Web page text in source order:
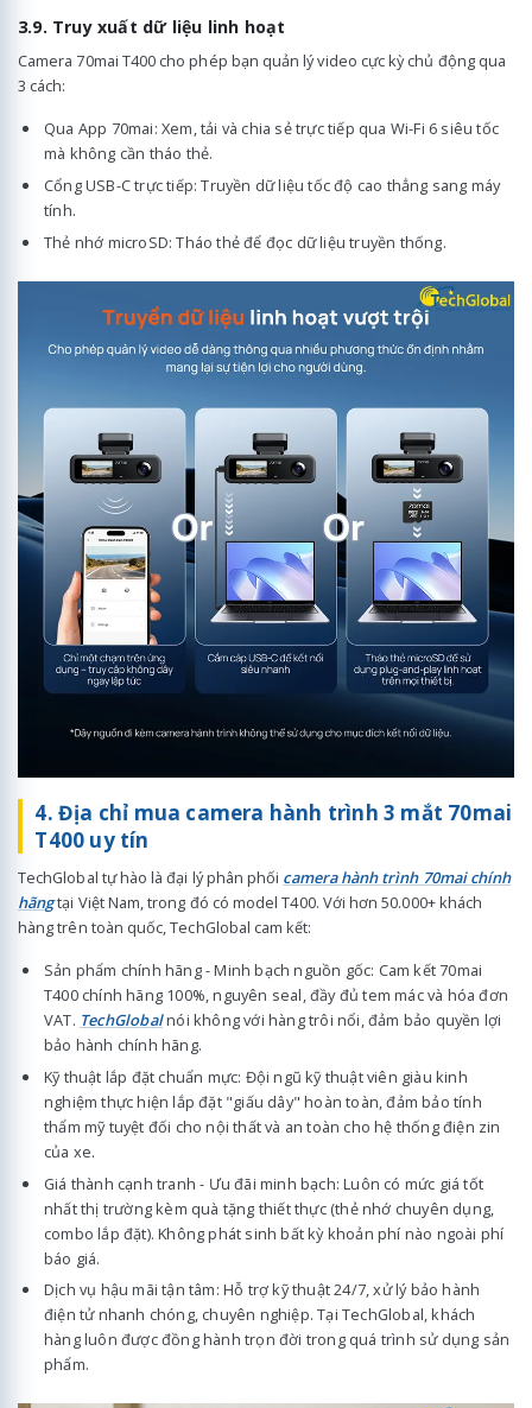
3.9. Truy xuất dữ liệu linh hoạt
Camera 70mai T400 cho phép bạn quản lý video cực kỳ chủ động qua
3 cách:
Qua App 70mai: Xem, tải và chia sẻ trực tiếp qua Wi-Fi 6 siêu tốc
mà không cần tháo thẻ.
Cổng USB-C trực tiếp: Truyền dữ liệu tốc độ cao thẳng sang máy
tính.
Thẻ nhớ microSD: Tháo thẻ để đọc dữ liệu truyền thống.
4. Địa chỉ mua camera hành trình 3 mắt 70mai
T400 uy tín
TechGlobal tự hào là đại lý phân phối camera hành trình 70mai chính
hãngtại Việt Nam, trong đó có model T400. Với hơn 50.000+ khách
hàng trên toàn quốc, TechGlobal cam kết:
Sản phẩm chính hãng - Minh bạch nguồn gốc: Cam kết 70mai
T400 chính hãng 100%, nguyên seal, đầy đủ tem mác và hóa đơn
VAT. TechGlobalnói không với hàng trôi nổi, đảm bảo quyền lợi
bảo hành chính hãng.
Kỹ thuật lắp đặt chuẩn mực: Đội ngũ kỹ thuật viên giàu kinh
nghiệm thực hiện lắp đặt "giấu dây" hoàn toàn, đảm bảo tính
thẩm mỹ tuyệt đối cho nội thất và an toàn cho hệ thống điện zin
của xe.
Giá thành cạnh tranh - Ưu đãi minh bạch: Luôn có mức giá tốt
nhất thị trường kèm quà tặng thiết thực (thẻ nhớ chuyên dụng,
combo lắp đặt). Không phát sinh bất kỳ khoản phí nào ngoài phí
báo giá.
Dịch vụ hậu mãi tận tâm: Hỗ trợ kỹ thuật 24/7, xử lý bảo hành
điện tử nhanh chóng, chuyên nghiệp. Tại TechGlobal, khách
hàng luôn được đồng hành trọn đời trong quá trình sử dụng sản
phẩm.